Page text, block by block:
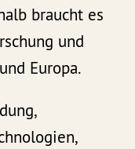
braucht es
und
Europa.